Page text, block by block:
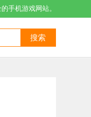
手机游戏网站。
搜索